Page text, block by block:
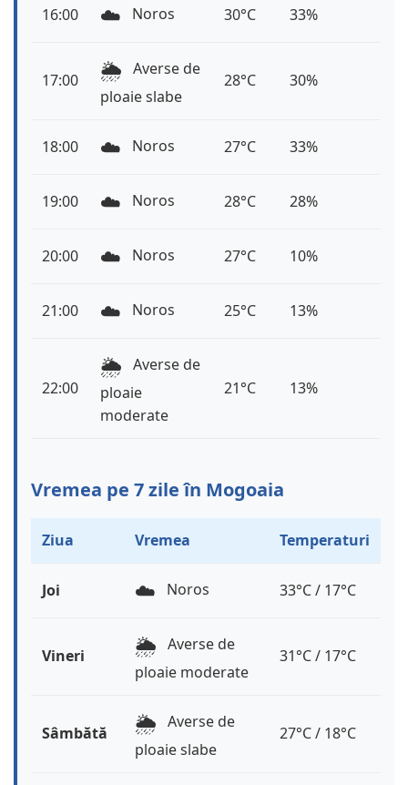
16:00 ☁️ Noros 30°C 33%
17:00 🌦️ Averse de
ploaie slabe
28°C 30%
18:00 ☁️ Noros 27°C 33%
19:00 ☁️ Noros 28°C 28%
20:00 ☁️ Noros 27°C 10%
21:00 ☁️ Noros 25°C 13%
22:00
🌦️ Averse de
ploaie
moderate
21°C 13%
Vremea pe 7 zile în Mogoaia
Ziua Vremea Temperaturi
Joi ☁️ Noros 33°C / 17°C
Vineri 🌦️ Averse de
ploaie moderate
31°C / 17°C
Sâmbătă 🌦️ Averse de
ploaie slabe
27°C / 18°C